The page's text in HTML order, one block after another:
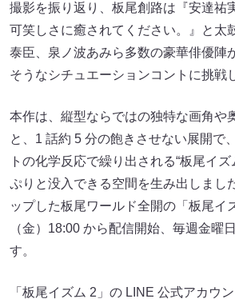
撮影を振り返り、板尾創路は『安達祐
可笑しさに癒されてください。』と太
泰臣、泉ノ波あみら多数の豪華俳優陣
そうなシチュエーションコントに挑戦
本作は、縦型ならではの独特な画角や
と、1 話約 5 分の飽きさせない展開で
トの化学反応で繰り出される“板尾イズ
ぷりと没入できる空間を生み出しまし
ップした板尾ワールド全開の「板尾イ
（金）18:00 から配信開始、毎週金曜
す。
「板尾イズム 2」の LINE 公式アカウ